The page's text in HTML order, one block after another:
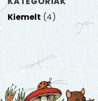
Kiemelt (4)